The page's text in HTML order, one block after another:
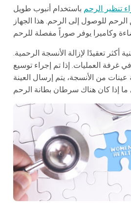
تنظير الرحم باستخدام أنبوب طويل
للوصول إلى الرحم. هذا الجهاز
تعقيدًا لإزالة الأنسجة الرحمية.
غرفة العمليات. إذا تم إجراء توسيع
من الأنسجة، يتم إرسال العينة